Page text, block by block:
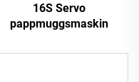
16S Servo
pappmuggsmaskin